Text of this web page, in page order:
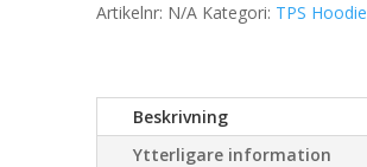
Artikelnr: N/A Kategori: TPS Hoodie
Beskrivning
Ytterligare information